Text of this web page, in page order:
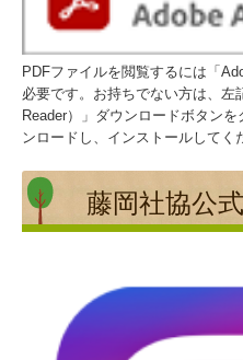
日常生活自立支援事業
藤岡成年後見支援センター
ふくしの総合相談（CSW・
生活福祉資金・小口生活資金
社協だより
各種様式
PDFファイルを閲覧するには「
必要です。お持ちでない方は、左
Reader）」ダウンロードボタン
ンロードし、インストールしてく
藤岡社協公